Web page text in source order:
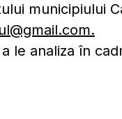
municipiului
.
le analiza în